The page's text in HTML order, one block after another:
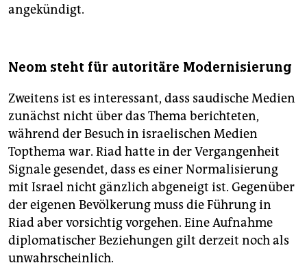
angekündigt.
Neom steht für autoritäre Modernisierung
Zweitens ist es interessant, dass saudische Medien
zunächst nicht über das Thema berichteten,
während der Besuch in israelischen Medien
Topthema war. Riad hatte in der Vergangenheit
Signale gesendet, dass es einer Normalisierung
mit Israel nicht gänzlich abgeneigt ist. Gegenüber
der eigenen Bevölkerung muss die Führung in
Riad aber vorsichtig vorgehen. Eine Aufnahme
diplomatischer Beziehungen gilt derzeit noch als
unwahrscheinlich.